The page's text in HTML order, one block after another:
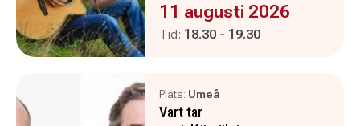
Evenemanget är :
11 augusti 2026
Tid: Pågår mellan
18.30 - och
19.30
Plats: Umeå
Vart tar